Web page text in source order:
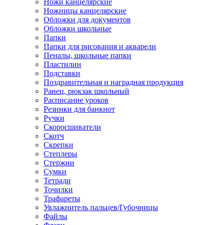
Ножи канцелярские
Ножницы канцелярские
Обложки для документов
Обложки школьные
Папки
Папки для рисования и акварели
Пеналы, школьные папки
Пластилин
Подставки
Поздравительная и наградная продукция
Ранец, рюкзак школьный
Расписание уроков
Резинки для банкнот
Ручки
Скоросшиватели
Скотч
Скрепки
Степлеры
Стержни
Сумки
Тетради
Точилки
Трафареты
Увлажнитель пальцев/Губочницы
Файлы